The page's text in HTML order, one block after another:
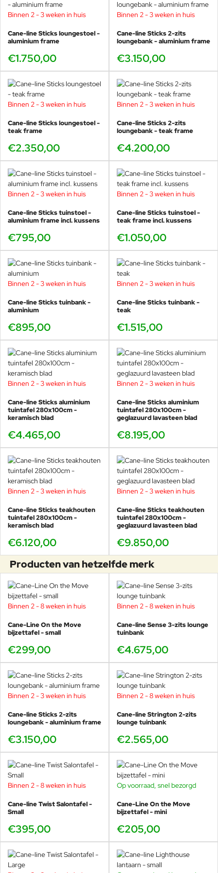
afwerking beschadigen. Vazen,
glas en soortgelijke items kunnen
veroorzaken als er gedurende
meerdere dagen vocht onder het
item zit. Zorg ervoor dat het
oppervlak schoon en droog blijft als
er meerdere dagen spullen/items
op tafel worden gezet. Uw
meubels kunnen het hele jaar
buiten blijven staan, maar het is het
wintermaanden of tijdens perioden
dat de meubels niet worden
gebruikt, onder een meubelhoes
op te bergen. Houd er echter
rekening mee dat er condensatie
kan ontstaan ​​onder de
meubelhoes, wat schimmel en
meeldauw kan veroorzaken. Zorg
de meubels afhaalt om een ​​goede
luchtcirculatie te garanderen en
Indien mogelijk is het het beste om
uw meubels tijdens de
wintermaanden binnen op te
bergen om ze te beschermen
tegen de elementen.
langere tijd buiten wordt gebruikt,
zachte borstel en zeepsop
belangrijk. Dit zorgt ervoor dat
bladeren, bessen, stuifmeel en
vogelpoep, worden verwijderd
voordat ze de kans krijgen zich op
te hopen en moeilijker te
om uw kussens altijd rechtop te
plaatsen als u ze niet gebruikt. Dit
zorgt voor een optimale drainage,
waardoor de kans op schimmel en
meeldauw wordt geminimaliseerd.
de kussenkern is het meest
effectief bij een correcte afvoer
van het kussen. Houd er rekening
mee dat ondanks de antibacteriële
kan vormen op de binnen- en
buitenhoezen als het kussen niet
goed wordt leeggemaakt of
gereinigd. Als er voedsel of drank
wordt gemorst, was de plek dan
onmiddellijk met warm zeepsop en
laat het kussen rechtop drogen.
Hardnekkige vlekken reinigen Voor
hardnekkige vlekken of opgehoopt
vuil, zorgvuldig wassen met een
aanbevolen vlekverwijderaar, zoals
een hogedrukreiniger met matige
sterkte. Het is een goed idee om
de kern uit de hoes te halen en
deze apart te wassen en drogen.
de buitenklep schoonmaakt. Houd
er rekening mee dat de
kussenhoes machinewasbaar is op
Als u de gouden kleur wilt
behouden, moet u het meubel
voor gebruik en regelmatig
behandelen met teak olie en
cleaner. Hoe vaak u de
behandeling nodig hebt, hangt af
van het klimaat en of het meubel
op een beschutte plek staat,
bijvoorbeeld onder een dak. Over
het algemeen moeten teakhouten
per jaar worden gereinigd en
behandeld. Als uw teakhouten
meubel zilvergrijs of zwart wordt
aan het oppervlak, kunt u het
reinigen met een aanbevolen
Binnen 2 - 3 weken in huis
Cane-line Sticks loungestoel -
aluminium frame
€1.750,00
Binnen 2 - 3 weken in huis
Cane-line Sticks 2-zits
loungebank - aluminium frame
€3.150,00
Binnen 2 - 3 weken in huis
Cane-line Sticks loungestoel -
teak frame
€2.350,00
Binnen 2 - 3 weken in huis
Cane-line Sticks 2-zits
loungebank - teak frame
€4.200,00
Binnen 2 - 3 weken in huis
Cane-line Sticks tuinstoel -
aluminium frame incl. kussens
€795,00
Binnen 2 - 3 weken in huis
Cane-line Sticks tuinstoel -
teak frame incl. kussens
€1.050,00
Binnen 2 - 3 weken in huis
Cane-line Sticks tuinbank -
aluminium
€895,00
Binnen 2 - 3 weken in huis
Cane-line Sticks tuinbank -
teak
€1.515,00
Binnen 2 - 3 weken in huis
Cane-line Sticks aluminium
tuintafel 280x100cm -
keramisch blad
€4.465,00
Binnen 2 - 3 weken in huis
Cane-line Sticks aluminium
tuintafel 280x100cm -
geglazuurd lavasteen blad
€8.195,00
Binnen 2 - 3 weken in huis
Cane-line Sticks teakhouten
tuintafel 280x100cm -
keramisch blad
€6.120,00
Binnen 2 - 3 weken in huis
Cane-line Sticks teakhouten
tuintafel 280x100cm -
geglazuurd lavasteen blad
€9.850,00
Producten van hetzelfde merk
Binnen 2 - 8 weken in huis
Cane-Line On the Move
bijzettafel - small
€299,00
Binnen 2 - 8 weken in huis
Cane-line Sense 3-zits lounge
tuinbank
€4.675,00
Binnen 2 - 3 weken in huis
Cane-line Sticks 2-zits
loungebank - aluminium frame
€3.150,00
Binnen 2 - 8 weken in huis
Cane-line Strington 2-zits
lounge tuinbank
€2.565,00
Binnen 2 - 8 weken in huis
Cane-line Twist Salontafel -
Small
€395,00
Op voorraad, snel bezorgd
Cane-Line On the Move
bijzettafel - mini
€205,00